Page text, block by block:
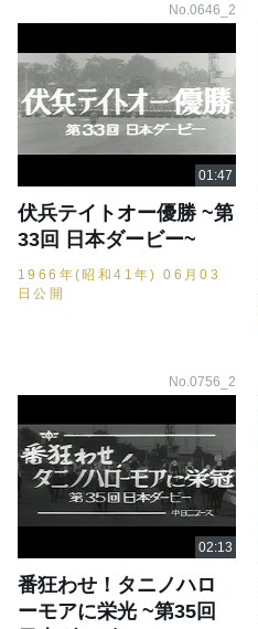
No.0646_2
伏兵テイトオー優勝 ~第
33回 日本ダービー~
1966年(昭和41年) 06月03
日公開
No.0756_2
番狂わせ！タニノハロ
ーモアに栄光 ~第35回